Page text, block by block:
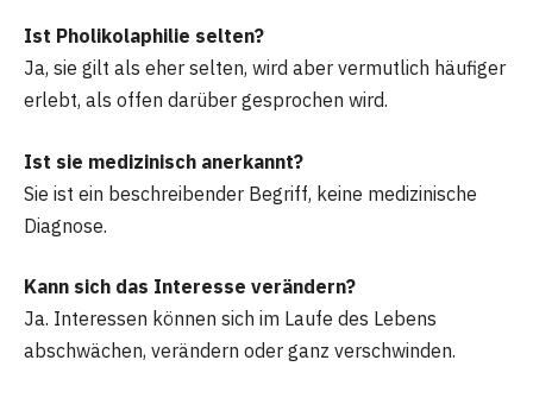
Ist Pholikolaphilie selten?
Ja, sie gilt als eher selten, wird aber vermutlich häufiger
erlebt, als offen darüber gesprochen wird.
Ist sie medizinisch anerkannt?
Sie ist ein beschreibender Begriff, keine medizinische
Diagnose.
Kann sich das Interesse verändern?
Ja. Interessen können sich im Laufe des Lebens
abschwächen, verändern oder ganz verschwinden.